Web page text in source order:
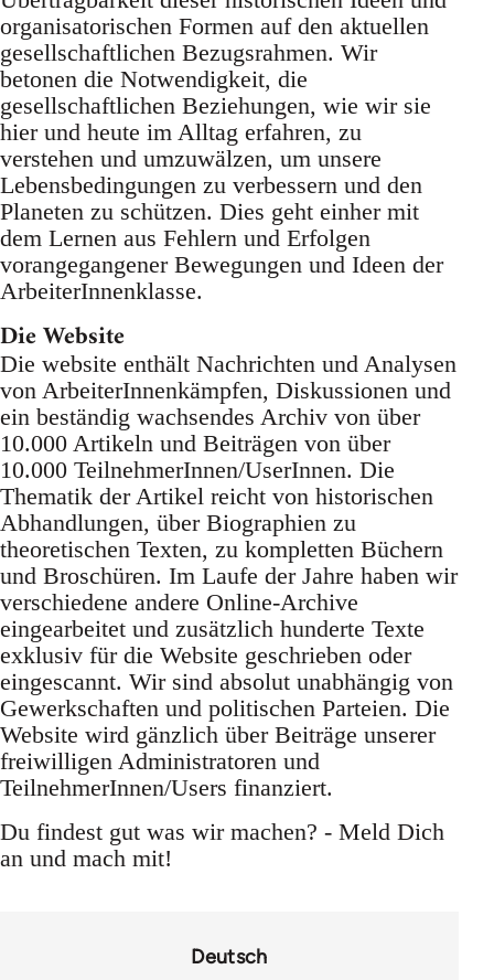
organisatorischen Formen auf den aktuellen
gesellschaftlichen Bezugsrahmen. Wir
betonen die Notwendigkeit, die
gesellschaftlichen Beziehungen, wie wir sie
hier und heute im Alltag erfahren, zu
verstehen und umzuwälzen, um unsere
Lebensbedingungen zu verbessern und den
Planeten zu schützen. Dies geht einher mit
dem Lernen aus Fehlern und Erfolgen
vorangegangener Bewegungen und Ideen der
ArbeiterInnenklasse.
Die Website
Die website enthält Nachrichten und Analysen
von ArbeiterInnenkämpfen, Diskussionen und
ein beständig wachsendes Archiv von über
10.000 Artikeln und Beiträgen von über
10.000 TeilnehmerInnen/UserInnen. Die
Thematik der Artikel reicht von historischen
Abhandlungen, über Biographien zu
theoretischen Texten, zu kompletten Büchern
und Broschüren. Im Laufe der Jahre haben wir
verschiedene andere Online-Archive
eingearbeitet und zusätzlich hunderte Texte
exklusiv für die Website geschrieben oder
eingescannt. Wir sind absolut unabhängig von
Gewerkschaften und politischen Parteien. Die
Website wird gänzlich über Beiträge unserer
freiwilligen Administratoren und
TeilnehmerInnen/Users finanziert.
Du findest gut was wir machen? - Meld Dich
an und mach mit!
Deutsch